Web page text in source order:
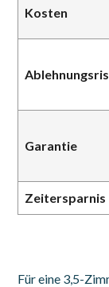
Kosten
Garantie
Zeitersparnis
Für eine 3,5-